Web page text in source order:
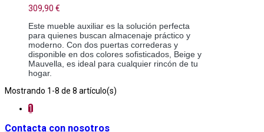
309,90 €
Este mueble auxiliar es la solución perfecta
para quienes buscan almacenaje práctico y
moderno. Con dos puertas correderas y
disponible en dos colores sofisticados, Beige y
Mauvella, es ideal para cualquier rincón de tu
hogar.
Mostrando 1-8 de 8 artículo(s)
1
Contacta con nosotros